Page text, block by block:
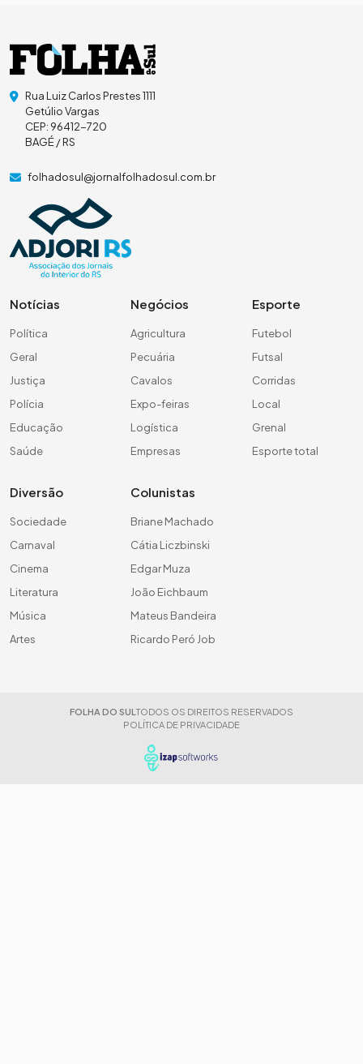
Rua Luiz Carlos Prestes 1111
Getúlio Vargas
CEP: 96412-720
BAGÉ / RS
folhadosul@jornalfolhadosul.com.br
Notícias
Política
Geral
Justiça
Polícia
Educação
Saúde
Negócios
Agricultura
Pecuária
Cavalos
Expo-feiras
Logística
Empresas
Esporte
Futebol
Futsal
Corridas
Local
Grenal
Esporte total
Diversão
Sociedade
Carnaval
Cinema
Literatura
Música
Artes
Colunistas
Briane Machado
Cátia Liczbinski
Edgar Muza
João Eichbaum
Mateus Bandeira
Ricardo Peró Job
FOLHA DO SUL TODOS OS DIREITOS RESERVADOS
POLÍTICA DE PRIVACIDADE